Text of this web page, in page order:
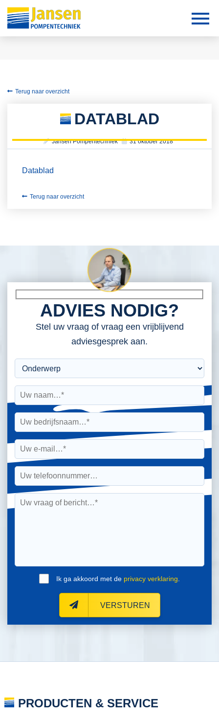
Terug naar overzicht
DATABLAD
Jansen Pompentechniek 31 oktober 2018
Datablad
Terug naar overzicht
ADVIES NODIG?
Stel uw vraag of vraag een vrijblijvend
adviesgesprek aan.
Ik ga akkoord met de privacy verklaring
VERSTUREN
PRODUCTEN & SERVICE